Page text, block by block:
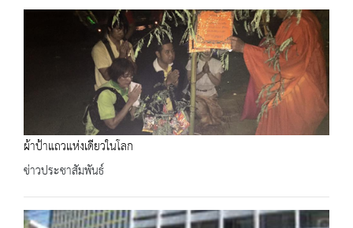
ผ้าป้าแถวแห่งเดียวในโลก
ข่าวประชาสัมพันธ์